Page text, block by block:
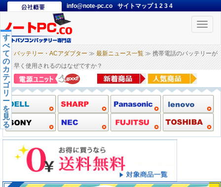
info@note-pc.co サイトマップ1 2 3 4
Toggle
バッテリー・ACアダプター ≫ 最新ニュース一覧 ≫ 携帯電話のバッテリーが
早く使用されるのはなぜですか？
す
べ
て
の
カ
テ
ゴ
リ
ー
を
見
る